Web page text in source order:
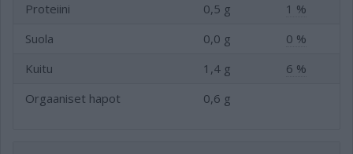
Proteiini 0,5 g
1 %
Suola
0,0 g
0 %
Kuitu
1,4 g
6 %
Orgaaniset hapot
0,6 g